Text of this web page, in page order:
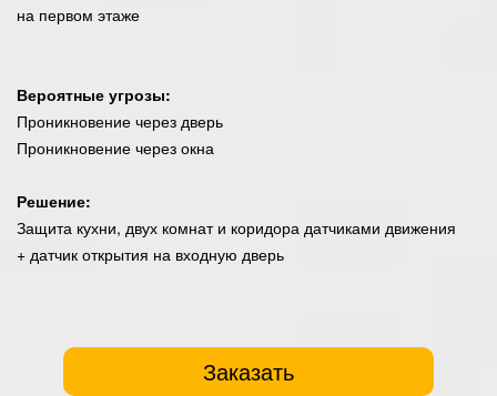
на первом этаже
Вероятные угрозы:
Проникновение через дверь
Проникновение через окна
Решение:
Защита кухни, двух комнат и коридора датчиками движения
+ датчик открытия на входную дверь
Заказать